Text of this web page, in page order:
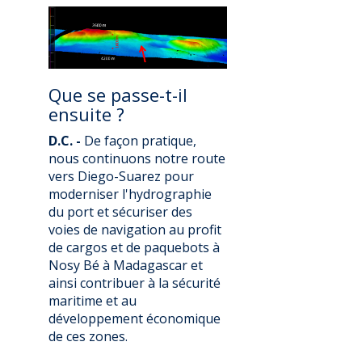
Que se passe-t-il
ensuite ?
D.C. - De façon pratique,
nous continuons notre route
vers Diego-Suarez pour
moderniser l'hydrographie
du port et sécuriser des
voies de navigation au profit
de cargos et de paquebots à
Nosy Bé à Madagascar et
ainsi contribuer à la sécurité
maritime et au
développement économique
de ces zones.